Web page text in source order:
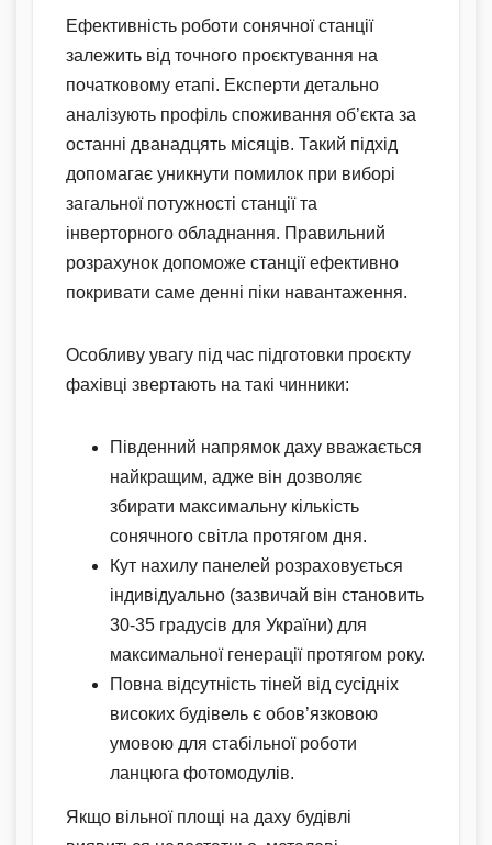
Ефективність роботи сонячної станції
залежить від точного проєктування на
початковому етапі. Експерти детально
аналізують профіль споживання об’єкта за
останні дванадцять місяців. Такий підхід
допомагає уникнути помилок при виборі
загальної потужності станції та
інверторного обладнання. Правильний
розрахунок допоможе станції ефективно
покривати саме денні піки навантаження.
Особливу увагу під час підготовки проєкту
фахівці звертають на такі чинники:
Південний напрямок даху вважається
найкращим, адже він дозволяє
збирати максимальну кількість
сонячного світла протягом дня.
Кут нахилу панелей розраховується
індивідуально (зазвичай він становить
30-35 градусів для України) для
максимальної генерації протягом року.
Повна відсутність тіней від сусідніх
високих будівель є обов’язковою
умовою для стабільної роботи
ланцюга фотомодулів.
Якщо вільної площі на даху будівлі